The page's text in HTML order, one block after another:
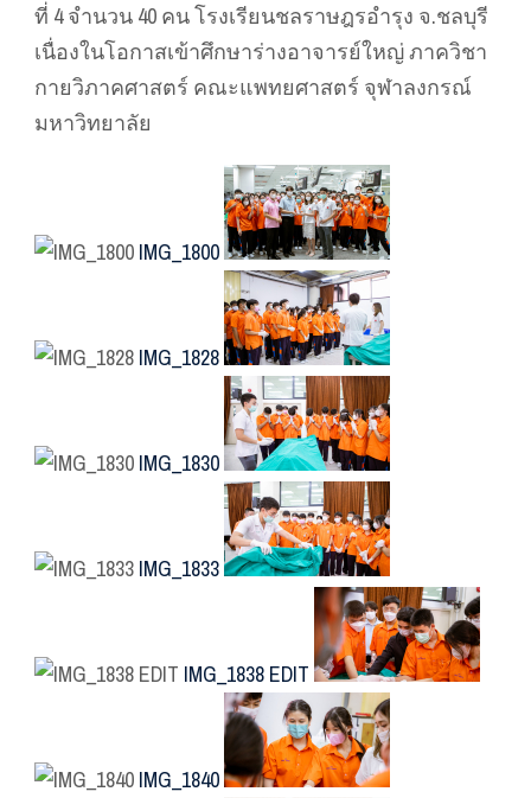
ที่ 4 จำนวน 40 คน โรงเรียนชลราษฎรอำรุง จ.ชลบุรี
เนื่องในโอกาสเข้าศึกษาร่างอาจารย์ใหญ่ ภาควิชา
กายวิภาคศาสตร์ คณะแพทยศาสตร์ จุฬาลงกรณ์
มหาวิทยาลัย
IMG_1800
IMG_1828
IMG_1830
IMG_1833
IMG_1838 EDIT
IMG_1840